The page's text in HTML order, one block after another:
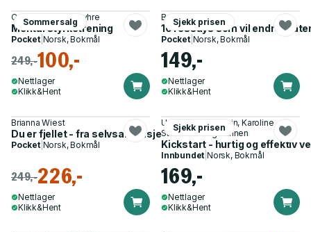
Sommersalg
Cecilie Ystenes Myhre
Mental styrketrening
Pocket| Norsk, Bokmål
249,-100,-
Nettlager
Klikk&Hent
Sjekk prisen
Brianna Wiest
101 essays som vil endre
Pocket| Norsk, Bokmål
149,-
Nettlager
Klikk&Hent
Brianna Wiest
Du er fjellet - fra selvsabotasje til selvledelse
Pocket| Norsk, Bokmål
249,-226,-
Nettlager
Klikk&Hent
Sjekk prisen
Unni Vada Coldevin, Karoline
Steenbuch og 1 annen
Kickstart - hurtig og effektiv
Innbundet |Norsk, Bokmål
169,-
Nettlager
Klikk&Hent